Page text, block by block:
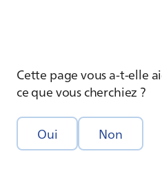
Cette page vous a-t-elle
ce que vous cherchiez ?
Oui Non